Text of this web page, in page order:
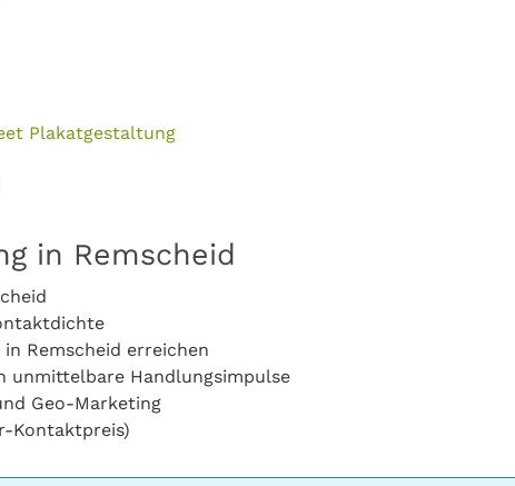
Plakatgestaltung
in Remscheid
Remscheid erreichen
unmittelbare Handlungsimpulse
Geo-Marketing
Kontaktpreis)